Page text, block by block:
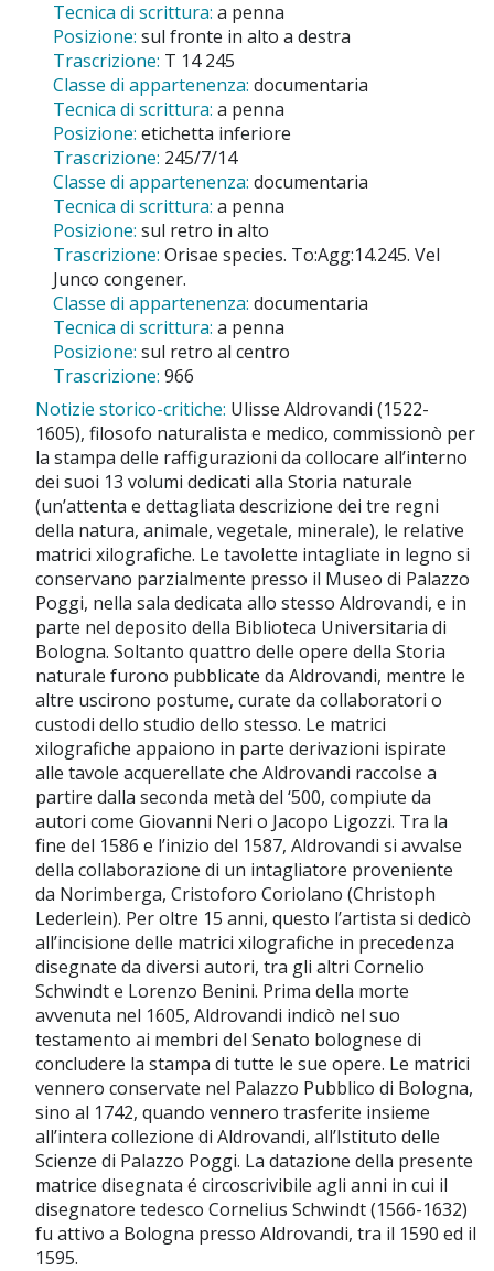
Tecnica di scrittura: a penna
Posizione: sul fronte in alto a destra
Trascrizione: T 14 245
Classe di appartenenza: documentaria
Tecnica di scrittura: a penna
Posizione: etichetta inferiore
Trascrizione: 245/7/14
Classe di appartenenza: documentaria
Tecnica di scrittura: a penna
Posizione: sul retro in alto
Trascrizione: Orisae species. To:Agg:14.245. Vel
Junco congener.
Classe di appartenenza: documentaria
Tecnica di scrittura: a penna
Posizione: sul retro al centro
Trascrizione: 966
Notizie storico-critiche: Ulisse Aldrovandi (1522-
1605), filosofo naturalista e medico, commissionò per
la stampa delle raffigurazioni da collocare all’interno
dei suoi 13 volumi dedicati alla Storia naturale
(un’attenta e dettagliata descrizione dei tre regni
della natura, animale, vegetale, minerale), le relative
matrici xilografiche. Le tavolette intagliate in legno si
conservano parzialmente presso il Museo di Palazzo
Poggi, nella sala dedicata allo stesso Aldrovandi, e in
parte nel deposito della Biblioteca Universitaria di
Bologna. Soltanto quattro delle opere della Storia
naturale furono pubblicate da Aldrovandi, mentre le
altre uscirono postume, curate da collaboratori o
custodi dello studio dello stesso. Le matrici
xilografiche appaiono in parte derivazioni ispirate
alle tavole acquerellate che Aldrovandi raccolse a
partire dalla seconda metà del ‘500, compiute da
autori come Giovanni Neri o Jacopo Ligozzi. Tra la
fine del 1586 e l’inizio del 1587, Aldrovandi si avvalse
della collaborazione di un intagliatore proveniente
da Norimberga, Cristoforo Coriolano (Christoph
Lederlein). Per oltre 15 anni, questo l’artista si dedicò
all’incisione delle matrici xilografiche in precedenza
disegnate da diversi autori, tra gli altri Cornelio
Schwindt e Lorenzo Benini. Prima della morte
avvenuta nel 1605, Aldrovandi indicò nel suo
testamento ai membri del Senato bolognese di
concludere la stampa di tutte le sue opere. Le matrici
vennero conservate nel Palazzo Pubblico di Bologna,
sino al 1742, quando vennero trasferite insieme
all’intera collezione di Aldrovandi, all’Istituto delle
Scienze di Palazzo Poggi. La datazione della presente
matrice disegnata é circoscrivibile agli anni in cui il
disegnatore tedesco Cornelius Schwindt (1566-1632)
fu attivo a Bologna presso Aldrovandi, tra il 1590 ed il
1595.